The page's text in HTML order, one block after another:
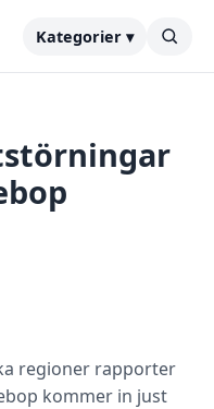
Kategorier ▾
regioner rapporter
kommer in just